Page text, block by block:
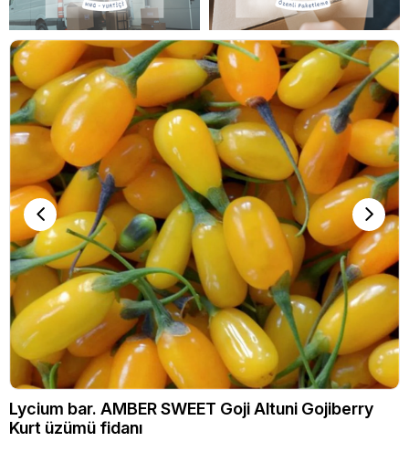
Lycium bar. AMBER SWEET Goji Altuni Gojiberry
Kurt üzümü fidanı